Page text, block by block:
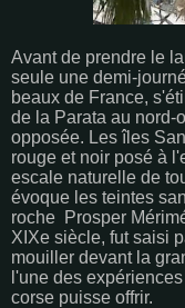
Avant de prendre le
seule une demi-
beaux de France,
de la Parata au nord-
opposée. Les îles
rouge et noir posé à
escale naturelle de
évoque les teintes
roche Prosper
XIXe siècle, fut saisi
mouiller devant la
l'une des
corse puisse offrir.